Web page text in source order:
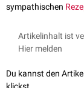
sympathischen
Artikelinhalt ist
Hier melden
Du kannst den